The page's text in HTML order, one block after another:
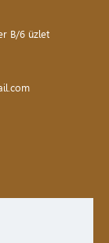
B/6 üzlet